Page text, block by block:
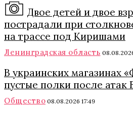
Двое детей и двое
пострадали при
на трассе под Киришами
Ленинградская область 08.08.2026
В украинских магазинах
пустые полки после
Общество 08.08.2026 17:49